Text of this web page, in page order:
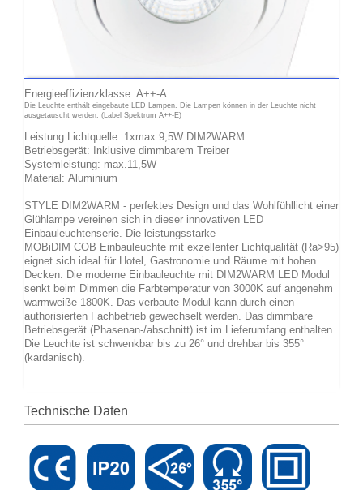
Energieeffizienzklasse: A++-A
Die Leuchte enthält eingebaute LED Lampen. Die Lampen können in der Leuchte nicht
ausgetauscht werden. (Label Spektrum A++-E)
Leistung Lichtquelle: 1xmax.9,5W DIM2WARM
Betriebsgerät: Inklusive dimmbarem Treiber
Systemleistung: max.11,5W
Material: Aluminium
STYLE DIM2WARM - perfektes Design und das Wohlfühllicht einer
Glühlampe vereinen sich in dieser innovativen LED
Einbauleuchtenserie. Die leistungsstarke
MOBiDIM COB Einbauleuchte mit exzellenter Lichtqualität (Ra>95)
eignet sich ideal für Hotel, Gastronomie und Räume mit hohen
Decken. Die moderne Einbauleuchte mit DIM2WARM LED Modul
senkt beim Dimmen die Farbtemperatur von 3000K auf angenehm
warmweiße 1800K. Das verbaute Modul kann durch einen
authorisierten Fachbetrieb gewechselt werden. Das dimmbare
Betriebsgerät (Phasenan-/abschnitt) ist im Lieferumfang enthalten.
Die Leuchte ist schwenkbar bis zu 26° und drehbar bis 355°
(kardanisch).
Technische Daten